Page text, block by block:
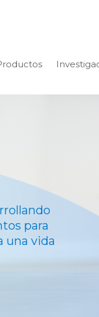
para
una vida